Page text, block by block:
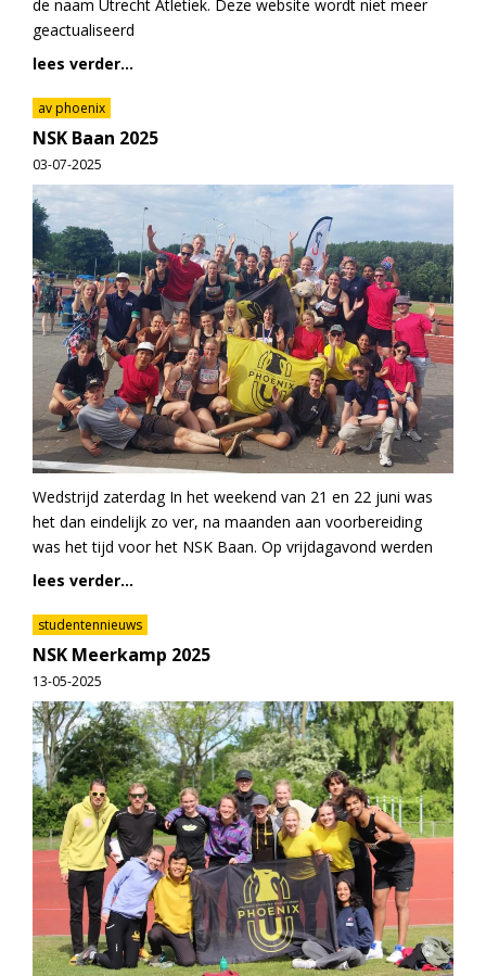
de naam Utrecht Atletiek. Deze website wordt niet meer
geactualiseerd
lees verder...
av phoenix
NSK Baan 2025
03-07-2025
Wedstrijd zaterdag In het weekend van 21 en 22 juni was
het dan eindelijk zo ver, na maanden aan voorbereiding
was het tijd voor het NSK Baan. Op vrijdagavond werden
lees verder...
studentennieuws
NSK Meerkamp 2025
13-05-2025